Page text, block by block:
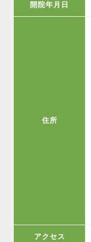
開院年月日
住所
アクセス